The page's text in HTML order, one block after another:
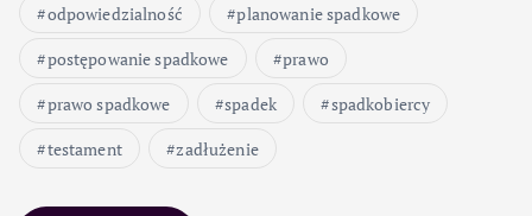
odpowiedzialność
planowanie spadkowe
postępowanie spadkowe
prawo
prawo spadkowe
spadek
spadkobiercy
testament
zadłużenie